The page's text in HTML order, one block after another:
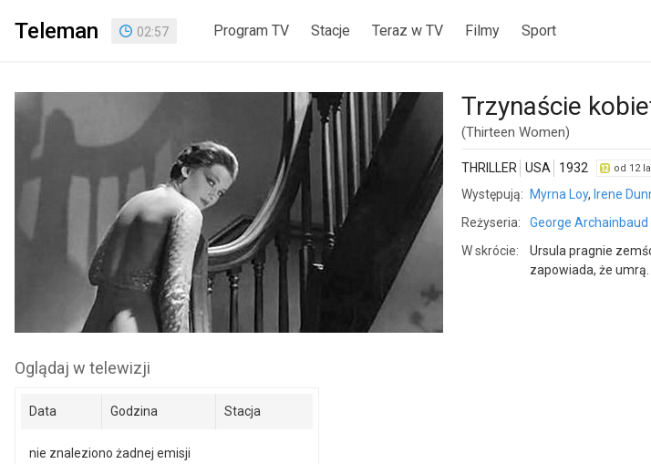
Teleman 02:57 Program TV Stacje Teraz w TV Filmy Sport
Trzynaście
(Thirteen Women)
THRILLER USA 1932 od 12
Występują: Myrna Loy, Irene
Reżyseria:
George Archainbaud
W skrócie:
Ursula pragnie
zapowiada, że umrą.
Oglądaj w telewizji
Data Godzina Stacja
nie znaleziono żadnej emisji